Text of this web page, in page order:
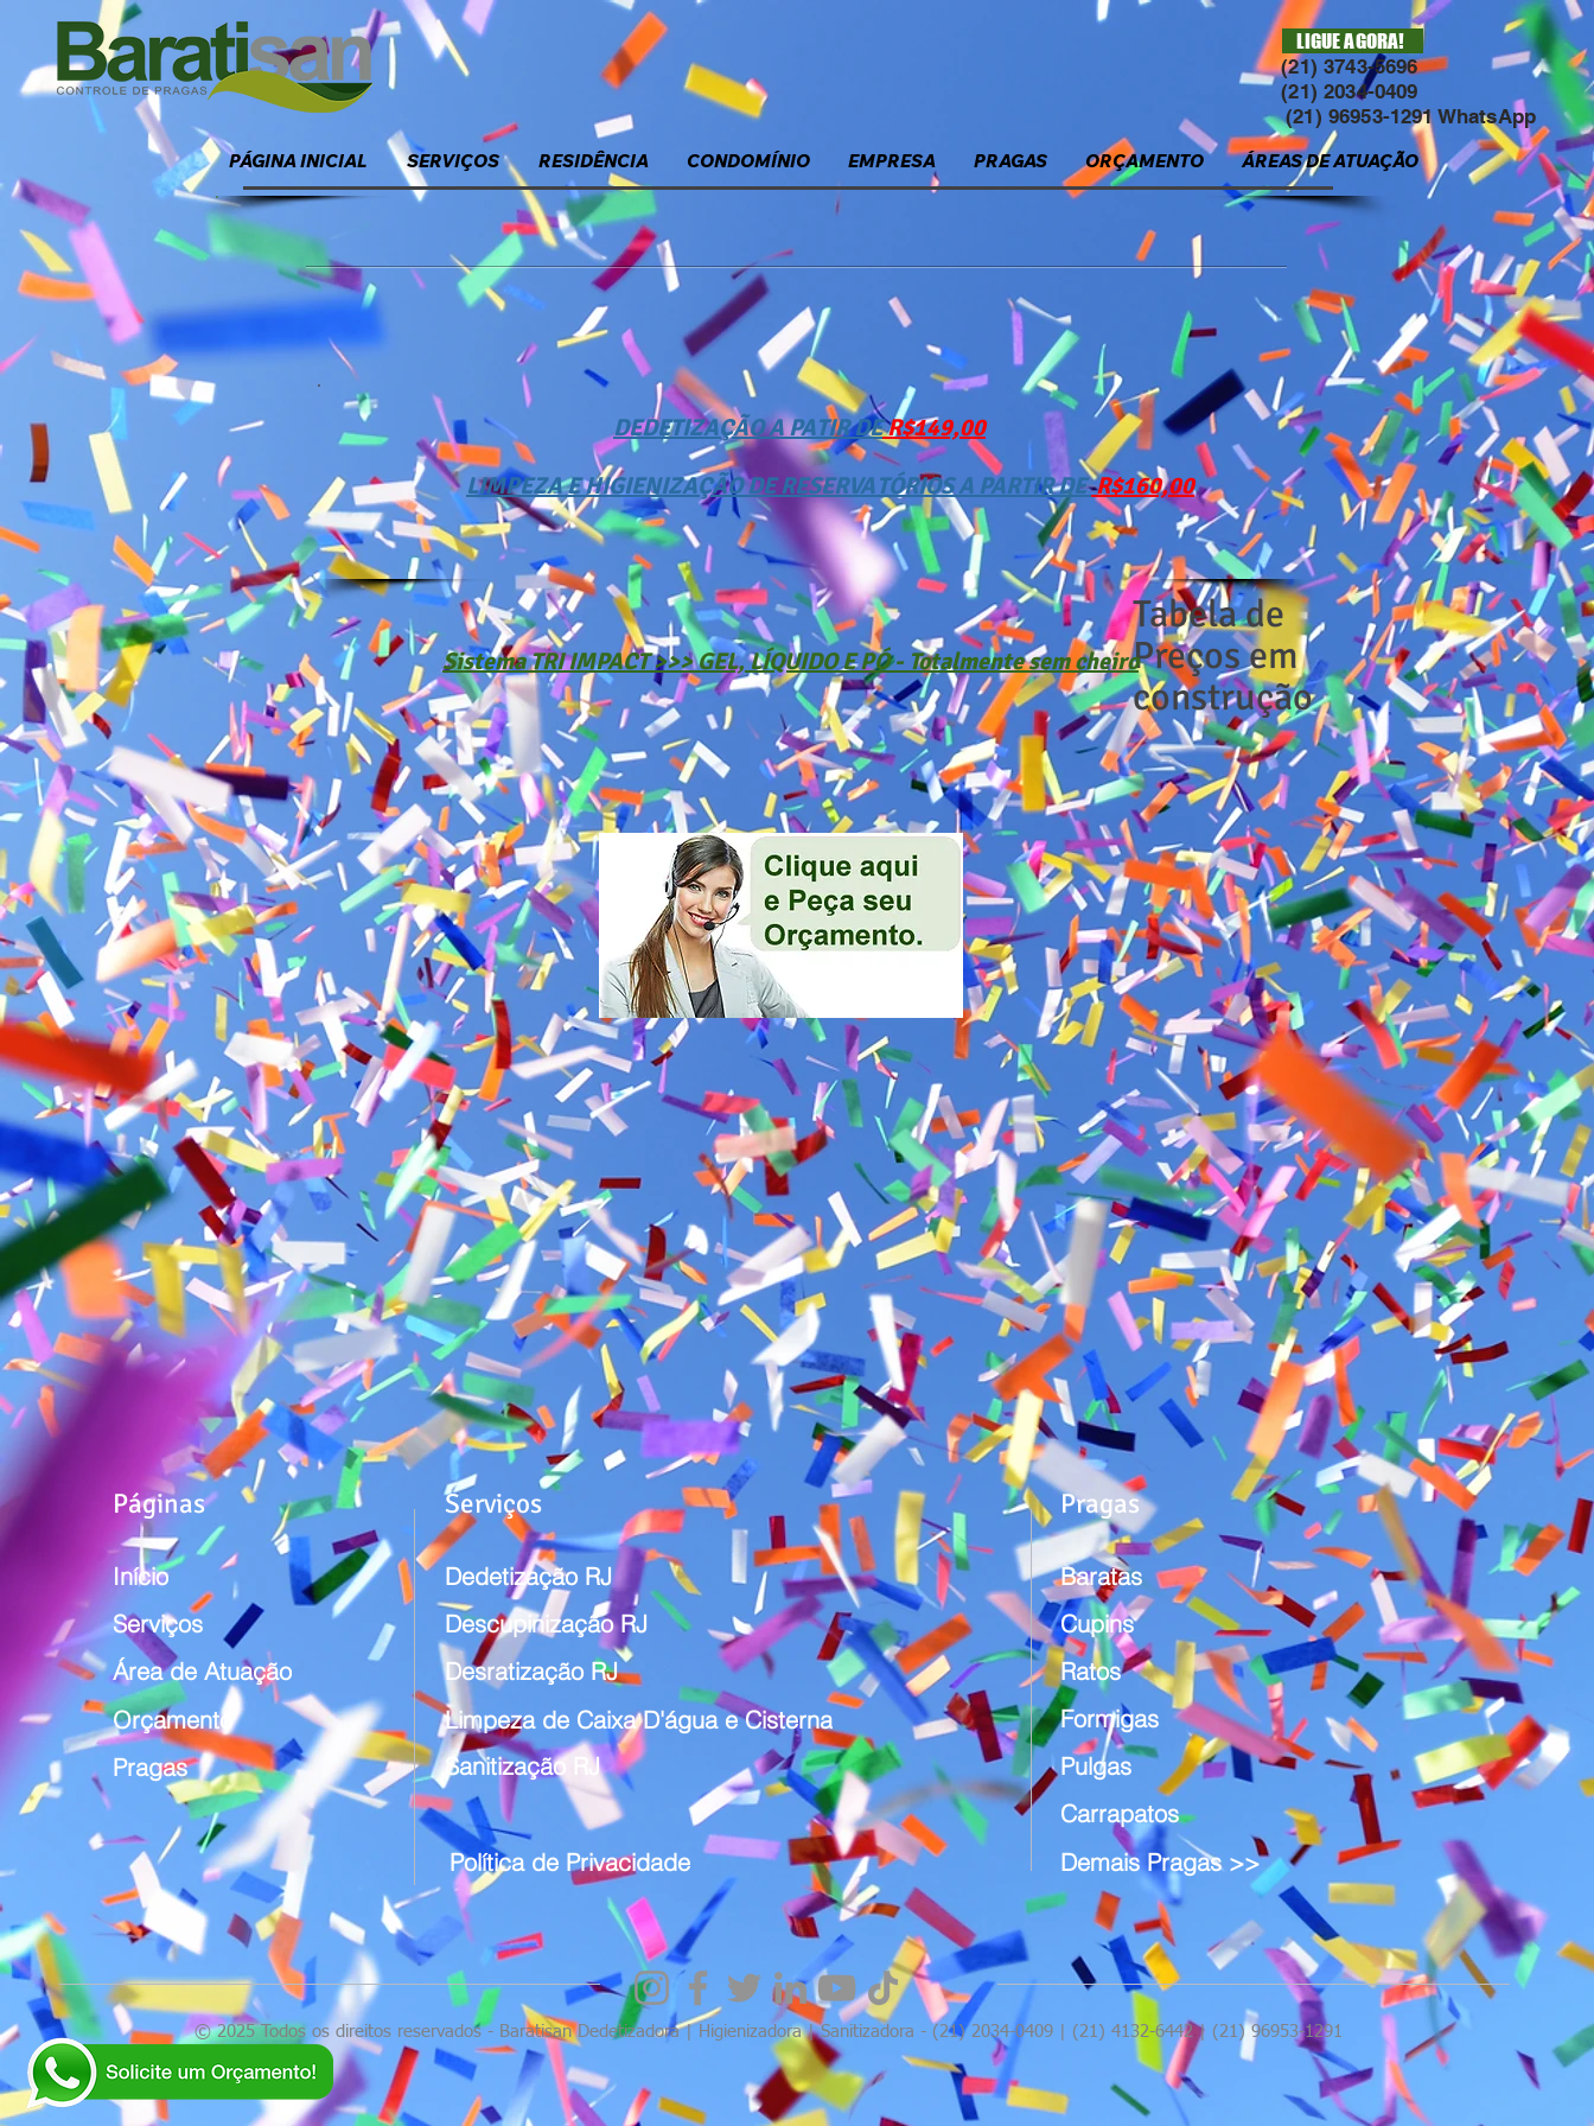
LIGUE AGORA!
(21) 3743-5696
(21) 2034-0409
(21) 96953-1291 WhatsApp
PÁGINA INICIAL SERVIÇOS RESIDÊNCIA CONDOMÍNIO EMPRESA PRAGAS ORÇAMENTO ÁREAS DE ATUAÇÃO
Tabela de
Preços em
construção
LIMPEZA E HIGIENIZAÇÃO DE RESERVATÓRIOS A PARTIR DER$160,00
Sistema TRI IMPACT >>> GEL, LÍQUIDO E PÓ - Totalmente sem cheiro
DEDETIZAÇÃO A PATIR DER$149,00
Páginas
Início
Serviços
Área de Atuação
Orçamento
Pragas
Serviços
Dedetização RJ
Descupinização RJ
Desratização RJ
Limpeza de Caixa D'água e Cisterna
Sanitização RJ
Política de Privacidade
Pragas
Baratas
Cupins
Ratos
Formigas
Pulgas
Carrapatos
Demais Pragas >>
© 2025 Todos os direitos reservados - Baratisan Dedetizadora | Higienizadora | Sanitizadora - (21) 2034-0409 | (21) 4132-6442 | (21) 96953-1291